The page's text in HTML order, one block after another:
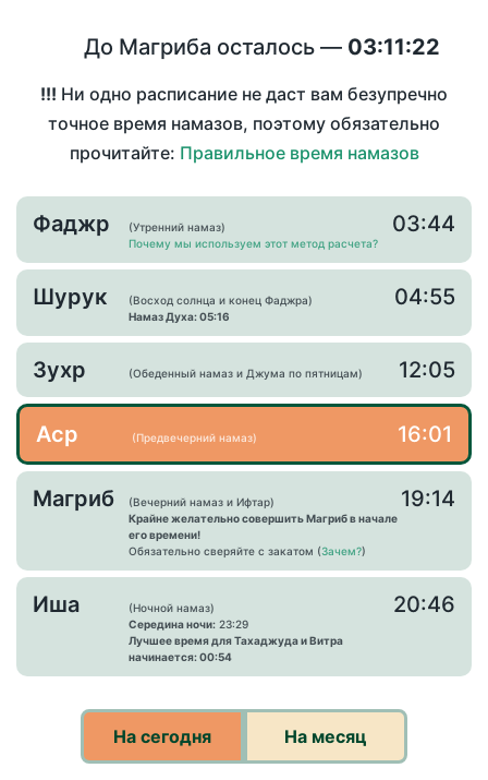
До Магриба осталось — 03:11:22
!!! Ни одно расписание не даст вам безупречно
точное время намазов, поэтому обязательно
прочитайте: Правильное время намазов
Фаджр
(Утренний намаз)
Почему мы используем этот метод расчета?
03:44
Шурук
(Восход солнца и конец Фаджра)
Намаз Духа: 05:16
04:55
Зухр (Обеденный намаз и Джума по пятницам) 12:05
Аср (Предвечерний намаз) 16:01
Магриб
(Вечерний намаз и Ифтар)
Крайне желательно совершить Магриб в начале
его времени!
Обязательно сверяйте с закатом (Зачем?)
19:14
Иша
(Ночной намаз)
Середина ночи: 23:29
Лучшее время для Тахаджуда и Витра
начинается: 00:54
20:46
На сегодня На месяц